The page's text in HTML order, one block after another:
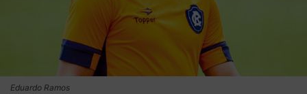
Eduardo Ramos